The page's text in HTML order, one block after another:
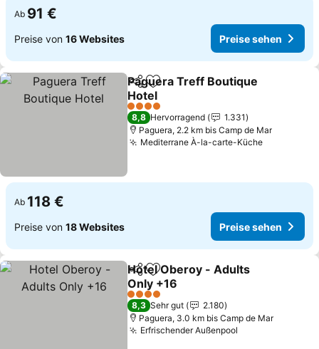
Ab 91 €
Preise von 16 Websites Preise sehen
TeilenZu Favoriten hinzufügen
Paguera Treff Boutique
Hotel
4 Sterne
8,8 Hervorragend
1.331
Paguera, 2.2 km bis Camp de Mar
Mediterrane À-la-carte-Küche
Ab 118 €
Preise von 18 Websites Preise sehen
TeilenZu Favoriten hinzufügen
Hotel Oberoy - Adults
Only +16
4 Sterne
8,3 Sehr gut
2.180
Paguera, 3.0 km bis Camp de Mar
Erfrischender Außenpool